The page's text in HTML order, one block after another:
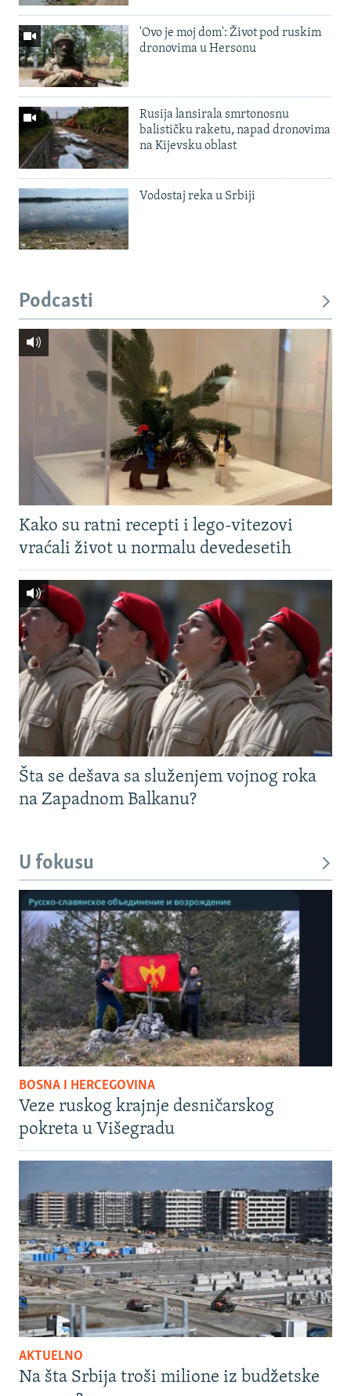
'Ovo je moj dom': Život pod ruskim
dronovima u Hersonu
Rusija lansirala smrtonosnu
balističku raketu, napad dronovima
na Kijevsku oblast
Vodostaj reka u Srbiji
Podcasti
Kako su ratni recepti i lego-vitezovi
vraćali život u normalu devedesetih
Šta se dešava sa služenjem vojnog roka
na Zapadnom Balkanu?
U fokusu
BOSNA I HERCEGOVINA
Veze ruskog krajnje desničarskog
pokreta u Višegradu
AKTUELNO
Na šta Srbija troši milione iz budžetske